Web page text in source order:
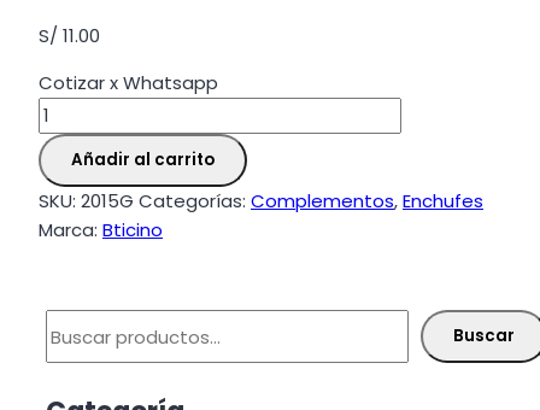
S/ 11.00
Cotizar x Whatsapp
Enchufe
plano
reversible
Gris
15A
Añadir al carrito
SKU: 2015G Categorías: Complementos,Enchufes
Marca: Bticino
Buscar